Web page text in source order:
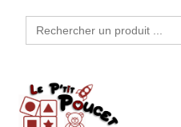
Search
for: